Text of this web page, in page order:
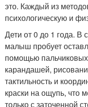
это. Каждый из
психологическую и
Дети от 0 до 1 года. В
малыш пробует
помощью
карандашей,
тактильность и
краски на ощупь, что
только с заточенной